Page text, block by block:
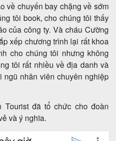
về chuyến bay chặng về sớm
tôi book, cho chúng tôi thấy
của công ty. Và cháu Cường
xếp chương trình lại rất khoa
cho chúng tôi nhưng không
tôi rất nhiều về địa danh và
nhân viên chuyên nghiệp
đã tổ chức cho đoàn
và ý nghĩa.